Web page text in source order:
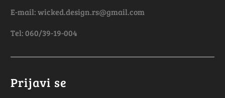
E-mail: wicked.design.rs@gmail.com
Tel: 060/39-19-004
Prijavi se